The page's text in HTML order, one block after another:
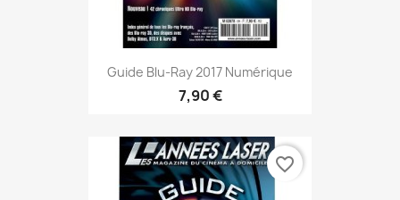
Guide Blu-Ray 2017 Numérique
7,90 €
favorite_border